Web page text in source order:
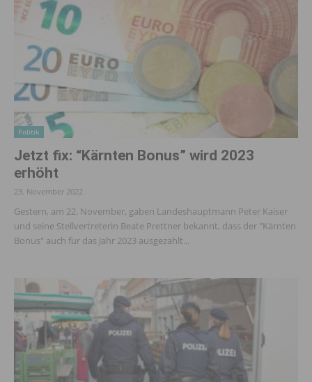
Politik
Jetzt fix: “Kärnten Bonus” wird 2023
erhöht
23. November 2022
Gestern, am 22. November, gaben Landeshauptmann Peter Kaiser
und seine Stellvertreterin Beate Prettner bekannt, dass der "Kärnten
Bonus" auch für das Jahr 2023 ausgezahlt...